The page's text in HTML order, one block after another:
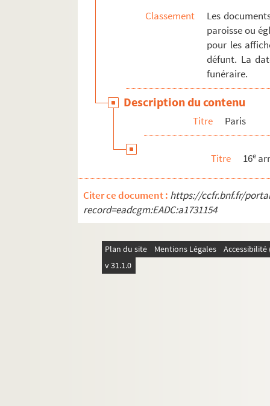
Classement
Les
paroisse ou
pour les
défunt. La
funéraire.
Description du contenu
Titre Paris
Titre 16e
Citer ce document : https://ccfr.bnf.fr/
record=eadcgm:EADC:a1731154
Plan du site Mentions Légales
v 31.1.0